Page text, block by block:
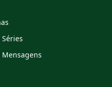
Mensagens